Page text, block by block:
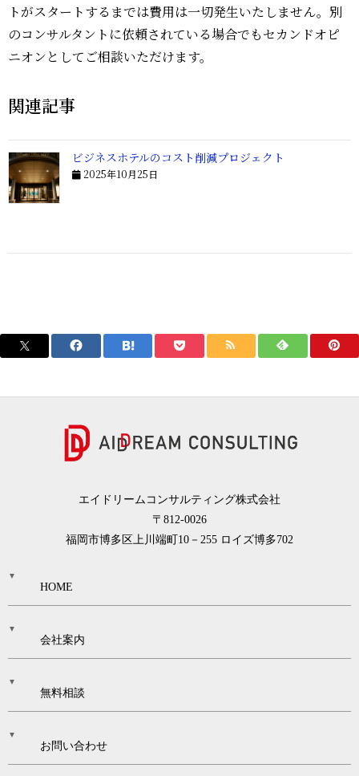
トがスタートするまでは費用は一切発生いたしません。別
のコンサルタントに依頼されている場合でもセカンドオピ
ニオンとしてご相談いただけます。
関連記事
ビジネスホテルのコスト削減プロジェクト
2025年10月25日
エイドリームコンサルティング株式会社
〒812-0026
福岡市博多区上川端町10－255 ロイズ博多702
HOME
会社案内
無料相談
お問い合わせ